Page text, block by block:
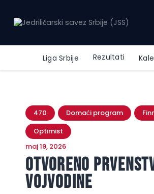
Liga Srbije Rezultati
Zvanični sajt jedriličarskog
Dokumenta
Istorija
O Savezu
Kontakt
470 Domaći program
Optimist
maj 19, 2026
Otvoreno
Vojvodine